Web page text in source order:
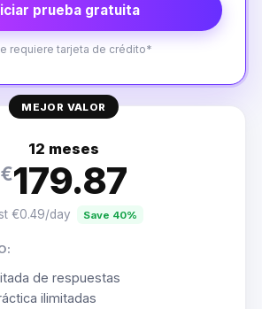
prueba gratuita
requiere tarjeta de crédito*
MEJOR VALOR
12 meses
€179.87
€0.49/day Save 40%
de respuestas
ilimitadas